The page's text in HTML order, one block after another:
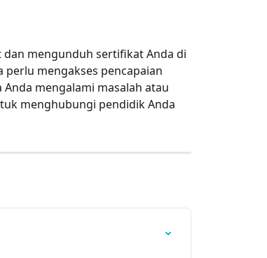
dan mengunduh sertifikat Anda di
perlu mengakses pencapaian
mengalami masalah atau
menghubungi pendidik Anda